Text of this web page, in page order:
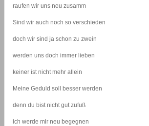
raufen wir uns neu zusamm
Sind wir auch noch so verschieden
doch wir sind ja schon zu zwein
werden uns doch immer lieben
keiner ist nicht mehr allein
Meine Geduld soll besser werden
denn du bist nicht gut zufuß
ich werde mir neu begegnen